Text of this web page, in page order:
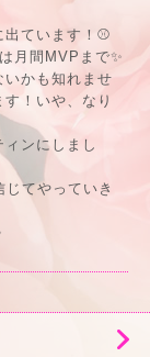
ています！⚾️
月間MVPまで✨
かも知れませ
！いや、なり
ンにしまし
てやっていき